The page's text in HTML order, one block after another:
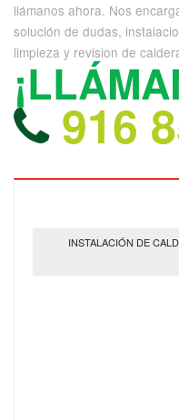
llámanos ahora. Nos
solución de dudas,
limpieza y revision de
916
INSTALACIÓN DE